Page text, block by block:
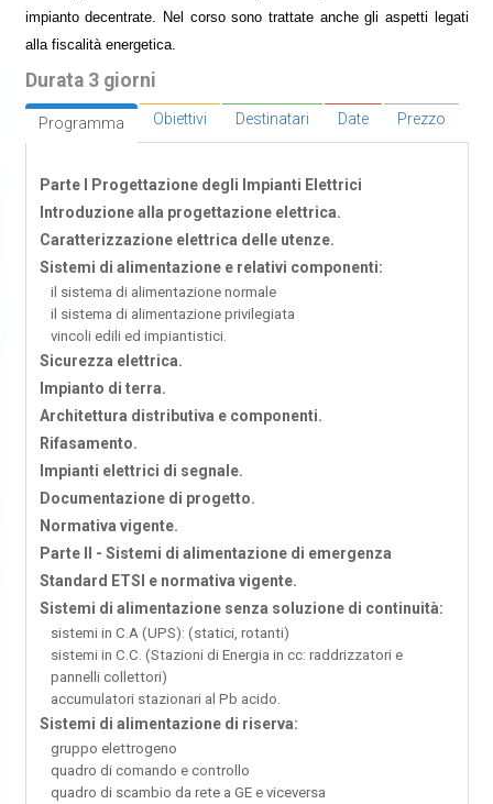
impianto decentrate. Nel corso sono trattate anche gli aspetti legati
alla fiscalità energetica.
Durata 3 giorni
Programma Obiettivi Destinatari Date Prezzo
Parte I Progettazione degli Impianti Elettrici
Introduzione alla progettazione elettrica.
Caratterizzazione elettrica delle utenze.
Sistemi di alimentazione e relativi componenti:
il sistema di alimentazione normale
il sistema di alimentazione privilegiata
vincoli edili ed impiantistici.
Sicurezza elettrica.
Impianto di terra.
Architettura distributiva e componenti.
Rifasamento.
Impianti elettrici di segnale.
Documentazione di progetto.
Normativa vigente.
Parte II - Sistemi di alimentazione di emergenza
Standard ETSI e normativa vigente.
Sistemi di alimentazione senza soluzione di continuità:
sistemi in C.A (UPS): (statici, rotanti)
sistemi in C.C. (Stazioni di Energia in cc: raddrizzatori e
pannelli collettori)
accumulatori stazionari al Pb acido.
Sistemi di alimentazione di riserva:
gruppo elettrogeno
quadro di comando e controllo
quadro di scambio da rete a GE e viceversa